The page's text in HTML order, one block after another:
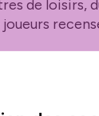
de loisirs,